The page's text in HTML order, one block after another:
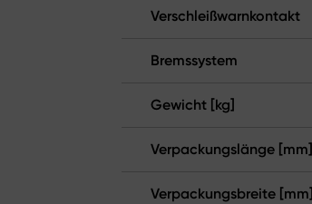
Verschleißwarnkontakt
Bremssystem
Gewicht [kg]
Verpackungslänge [mm]
Verpackungsbreite [mm]